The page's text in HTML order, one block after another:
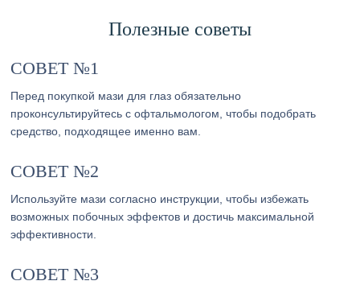
Полезные советы
СОВЕТ №1
Перед покупкой мази для глаз обязательно
проконсультируйтесь с офтальмологом, чтобы подобрать
средство, подходящее именно вам.
СОВЕТ №2
Используйте мази согласно инструкции, чтобы избежать
возможных побочных эффектов и достичь максимальной
эффективности.
СОВЕТ №3